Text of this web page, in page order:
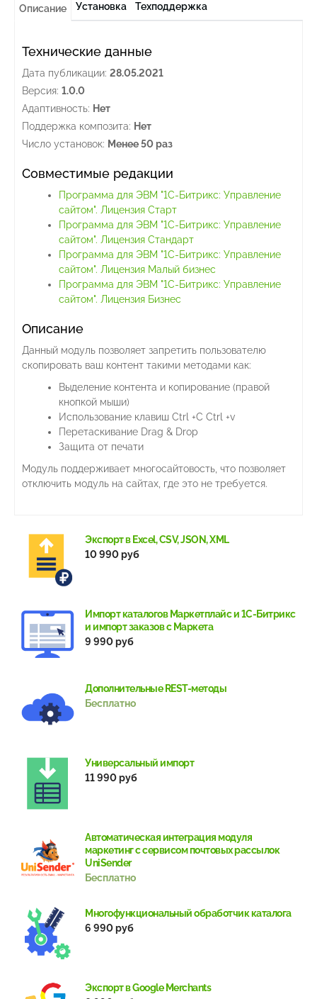
Описание Установка Техподдержка
Технические данные
Дата публикации: 28.05.2021
Версия: 1.0.0
Адаптивность: Нет
Поддержка композита: Нет
Число установок: Менее 50 раз
Совместимые редакции
Программа для ЭВМ "1С-Битрикс: Управление
сайтом". Лицензия Старт
Программа для ЭВМ "1С-Битрикс: Управление
сайтом". Лицензия Стандарт
Программа для ЭВМ "1С-Битрикс: Управление
сайтом". Лицензия Малый бизнес
Программа для ЭВМ "1С-Битрикс: Управление
сайтом". Лицензия Бизнес
Описание
Данный модуль позволяет запретить пользователю
скопировать ваш контент такими методами как:
Выделение контента и копирование (правой
кнопкой мыши)
Использование клавиш Ctrl +C Ctrl +v
Перетаскивание Drag & Drop
Защита от печати
Модуль поддерживает многосайтовость, что позволяет
отключить модуль на сайтах, где это не требуется.
Экспорт в Excel, CSV, JSON, XML
10 990 руб
Импорт каталогов Маркетплайс и 1С-Битрикс
и импорт заказов с Маркета
9 990 руб
Дополнительные REST-методы
Бесплатно
Универсальный импорт
11 990 руб
Автоматическая интеграция модуля
маркетинг с сервисом почтовых рассылок
UniSender
Бесплатно
Многофункциональный обработчик каталога
6 990 руб
Экспорт в Google Merchants